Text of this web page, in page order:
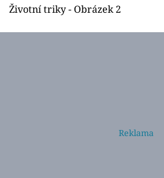
Životní triky - Obrázek 2